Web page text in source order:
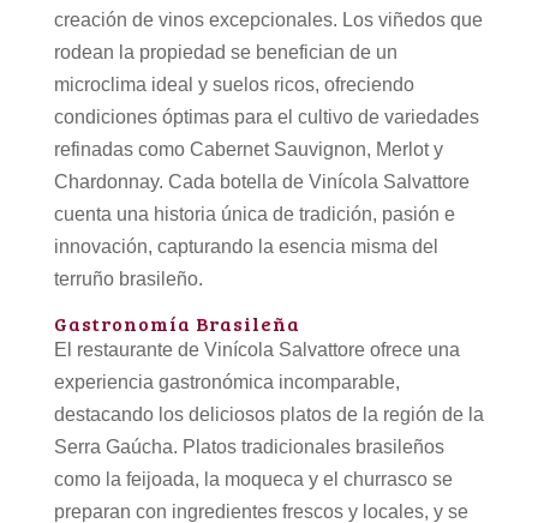
creación de vinos excepcionales. Los viñedos que
rodean la propiedad se benefician de un
microclima ideal y suelos ricos, ofreciendo
condiciones óptimas para el cultivo de variedades
refinadas como Cabernet Sauvignon, Merlot y
Chardonnay. Cada botella de Vinícola Salvattore
cuenta una historia única de tradición, pasión e
innovación, capturando la esencia misma del
terruño brasileño.
Gastronomía Brasileña
El restaurante de Vinícola Salvattore ofrece una
experiencia gastronómica incomparable,
destacando los deliciosos platos de la región de la
Serra Gaúcha. Platos tradicionales brasileños
como la feijoada, la moqueca y el churrasco se
preparan con ingredientes frescos y locales, y se